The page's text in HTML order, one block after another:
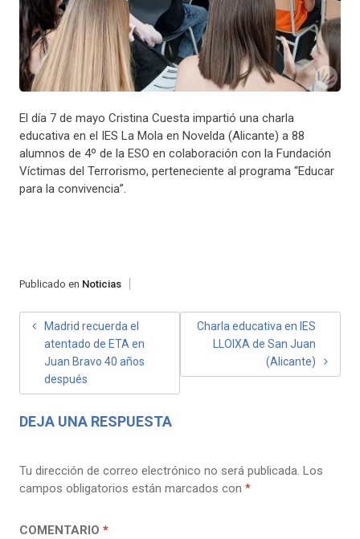
El día 7 de mayo Cristina Cuesta impartió una charla
educativa en el IES La Mola en Novelda (Alicante) a 88
alumnos de 4º de la ESO en colaboración con la Fundación
Víctimas del Terrorismo, perteneciente al programa “Educar
para la convivencia”.
Publicado en Noticias
NAVEGACIÓN
ENTRADAS
Madrid recuerda el
atentado de ETA en
Juan Bravo 40 años
después
Charla educativa en IES
LLOIXA de San Juan
(Alicante)
DEJA UNA RESPUESTA
Tu dirección de correo electrónico no será publicada. Los
campos obligatorios están marcados con *
COMENTARIO *